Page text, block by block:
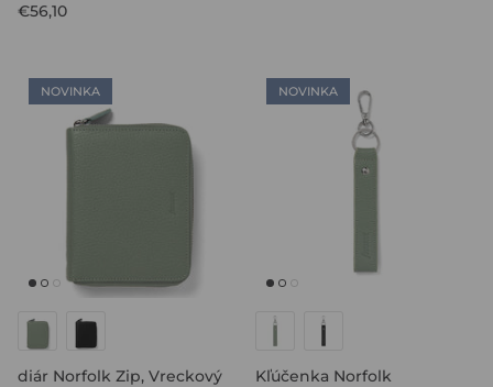
€56,10
NOVINKA
diár Norfolk Zip, Vreckový
NOVINKA
Kľúčenka Norfolk